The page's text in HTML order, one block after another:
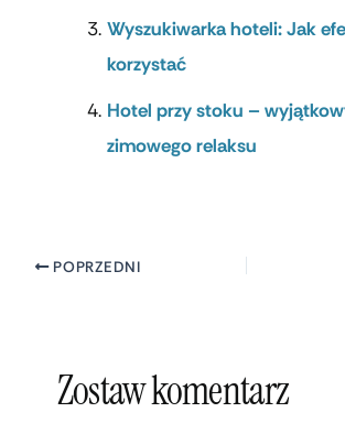
Wyszukiwarka hoteli: Jak
korzystać
Hotel przy stoku –
zimowego relaksu
POPRZEDNI
Zostaw komentarz